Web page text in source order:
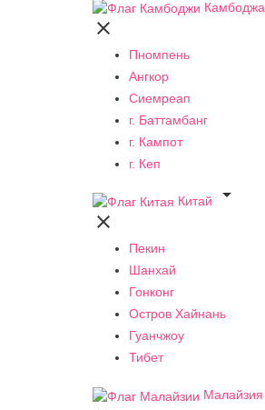
Камбоджа

Пномпень
Ангкор
Сиемреап
г. Баттамбанг
г. Кампот
г. Кеп
Китай


Пекин
Шанхай
Гонконг
Остров Хайнань
Гуанчжоу
Тибет
Малайзия